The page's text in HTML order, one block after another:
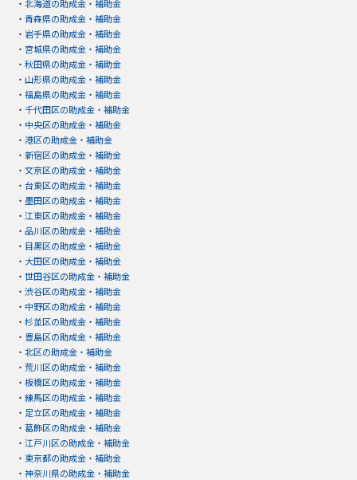
・ 北海道の助成金・補助金
・ 青森県の助成金・補助金
・ 岩手県の助成金・補助金
・ 宮城県の助成金・補助金
・ 秋田県の助成金・補助金
・ 山形県の助成金・補助金
・ 福島県の助成金・補助金
・ 千代田区の助成金・補助金
・ 中央区の助成金・補助金
・ 港区の助成金・補助金
・ 新宿区の助成金・補助金
・ 文京区の助成金・補助金
・ 台東区の助成金・補助金
・ 墨田区の助成金・補助金
・ 江東区の助成金・補助金
・ 品川区の助成金・補助金
・ 目黒区の助成金・補助金
・ 大田区の助成金・補助金
・ 世田谷区の助成金・補助金
・ 渋谷区の助成金・補助金
・ 中野区の助成金・補助金
・ 杉並区の助成金・補助金
・ 豊島区の助成金・補助金
・ 北区の助成金・補助金
・ 荒川区の助成金・補助金
・ 板橋区の助成金・補助金
・ 練馬区の助成金・補助金
・ 足立区の助成金・補助金
・ 葛飾区の助成金・補助金
・ 江戸川区の助成金・補助金
・ 東京都の助成金・補助金
・ 神奈川県の助成金・補助金